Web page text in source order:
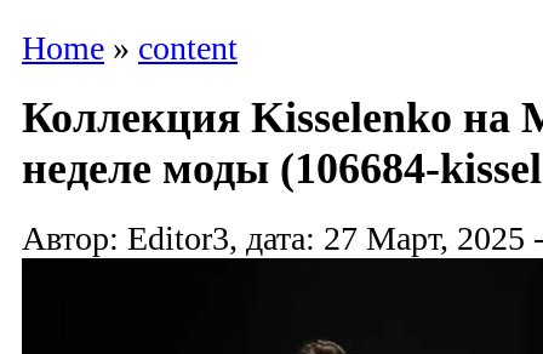
Home » content
Коллекция Kisselenko на
неделе моды (106684-
Автор: Editor3, дата: 27 Март, 2025